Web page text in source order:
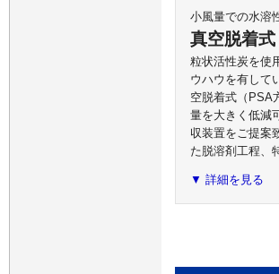
小風量での水溶
真空脱着
粒状活性炭を使
ウハウを有して
空脱着式（PSA
量を大きく低減
収装置をご提案
た脱溶剤工程、
▼ 詳細を見る